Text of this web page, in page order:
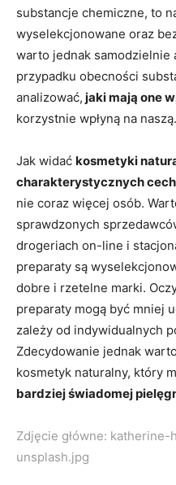
substancje chemiczne, to
wyselekcjonowane oraz
warto jednak samodzielnie
przypadku obecności
analizować, jaki mają one
korzystnie wpłyną na naszą.
Jak widać kosmetyki
charakterystycznych cech
nie coraz więcej osób.
sprawdzonych
drogeriach on-line i
preparaty są
dobre i rzetelne marki.
preparaty mogą być mniej
zależy od indywidualnych
Zdecydowanie jednak
kosmetyk naturalny, który
bardziej świadomej
Zdjęcie główne:
unsplash.jpg